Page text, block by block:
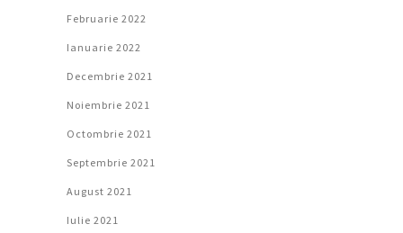
Februarie 2022
Ianuarie 2022
Decembrie 2021
Noiembrie 2021
Octombrie 2021
Septembrie 2021
August 2021
Iulie 2021